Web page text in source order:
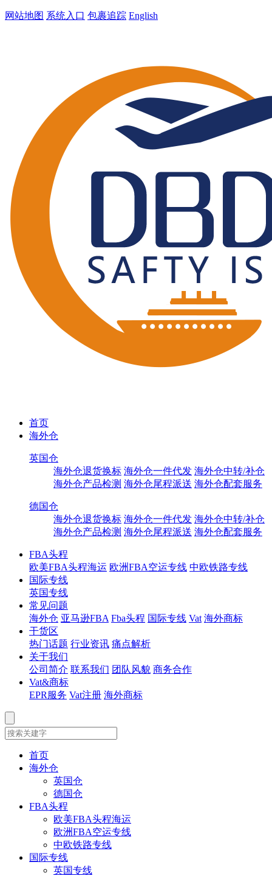
网站地图 系统入口 包裹追踪 English
首页
海外仓
英国仓
海外仓退货换标 海外仓一件代发 海外仓中转/补仓
海外仓产品检测 海外仓尾程派送 海外仓配套服务
德国仓
海外仓退货换标 海外仓一件代发 海外仓中转/补仓
海外仓产品检测 海外仓尾程派送 海外仓配套服务
FBA头程
欧美FBA头程海运 欧洲FBA空运专线 中欧铁路专线
国际专线
英国专线
常见问题
海外仓 亚马逊FBA Fba头程 国际专线 Vat 海外商标
干货区
热门话题 行业资讯 痛点解析
关于我们
公司简介 联系我们 团队风貌 商务合作
Vat&商标
EPR服务 Vat注册 海外商标
首页
海外仓
英国仓
德国仓
FBA头程
欧美FBA头程海运
欧洲FBA空运专线
中欧铁路专线
国际专线
英国专线